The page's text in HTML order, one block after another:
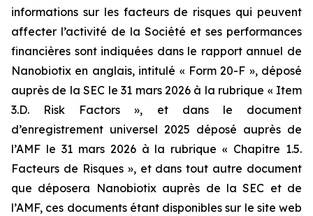
informations sur les facteurs de risques qui peuvent
affecter l’activité de la Société et ses performances
financières sont indiquées dans le rapport annuel de
Nanobiotix en anglais, intitulé « Form 20-F », déposé
auprès de la SEC le 31 mars 2026 à la rubrique « Item
3.D. Risk Factors », et dans le document
d’enregistrement universel 2025 déposé auprès de
l’AMF le 31 mars 2026 à la rubrique « Chapitre 1.5.
Facteurs de Risques », et dans tout autre document
que déposera Nanobiotix auprès de la SEC et de
l’AMF, ces documents étant disponibles sur le site web